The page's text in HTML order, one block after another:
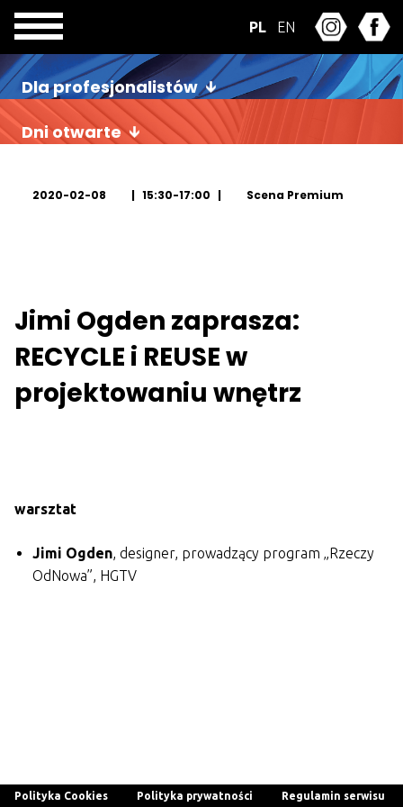
PL EN
Dla profesjonalistów
Dni otwarte
2020-02-08 15:30-17:00 Scena Premium
Jimi Ogden zaprasza:
RECYCLE i REUSE w
projektowaniu wnętrz
warsztat
Jimi Ogden, designer, prowadzący program „Rzeczy
OdNowa”, HGTV
Polityka Cookies Polityka prywatności Regulamin serwisu